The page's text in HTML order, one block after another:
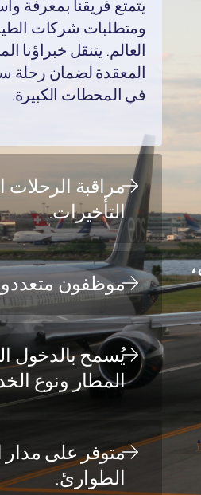
ومتطلبات شركات
العالم. يتنقل خبراؤنا
المعقدة لضمان رحلة
في المحطات الكبيرة.
مراقبة
التأخيرات.
موظفون متعددو
يُسمح بالدخول
المطار ونوع
متوفر على مدار
الطوارئ.